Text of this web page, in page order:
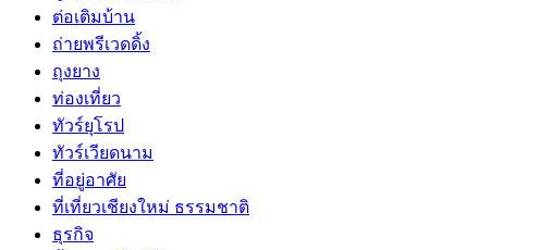
ต่อเติมบ้าน
ถ่ายพรีเวดดิ้ง
ถุงยาง
ท่องเที่ยว
ทัวร์ยุโรป
ทัวร์เวียดนาม
ที่อยู่อาศัย
ที่เที่ยวเชียงใหม่ ธรรมชาติ
ธุรกิจ